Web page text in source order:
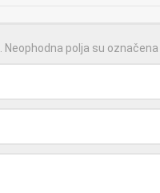
Neophodna polja su označena